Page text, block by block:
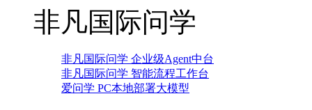
非凡国际问学
非凡国际问学 企业级Agent中台
非凡国际问学 智能流程工作台
爱问学 PC本地部署大模型